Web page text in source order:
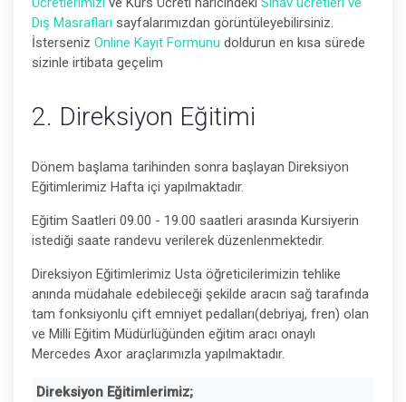
Dış Masrafları sayfalarımızdan görüntüleyebilirsiniz.
İsterseniz Online Kayıt Formunu doldurun en kısa sürede
sizinle irtibata geçelim
2. Direksiyon Eğitimi
Dönem başlama tarihinden sonra başlayan Direksiyon
Eğitimlerimiz Hafta içi yapılmaktadır.
Eğitim Saatleri 09.00 - 19.00 saatleri arasında Kursiyerin
istediği saate randevu verilerek düzenlenmektedir.
Direksiyon Eğitimlerimiz Usta öğreticilerimizin tehlike
anında müdahale edebileceği şekilde aracın sağ tarafında
tam fonksiyonlu çift emniyet pedalları(debriyaj, fren) olan
ve Milli Eğitim Müdürlüğünden eğitim aracı onaylı
Mercedes Axor araçlarımızla yapılmaktadır.
Direksiyon Eğitimlerimiz;